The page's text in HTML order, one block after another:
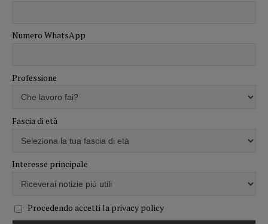
Numero WhatsApp
Professione
Fascia di età
Interesse principale
Procedendo accetti la privacy policy